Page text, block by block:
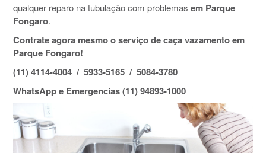
qualquer reparo na tubulação com problemas em Parque
Fongaro.
Contrate agora mesmo o serviço de caça vazamento em
Parque Fongaro!
(11) 4114-4004 / 5933-5165 / 5084-3780
WhatsApp e Emergencias (11) 94893-1000